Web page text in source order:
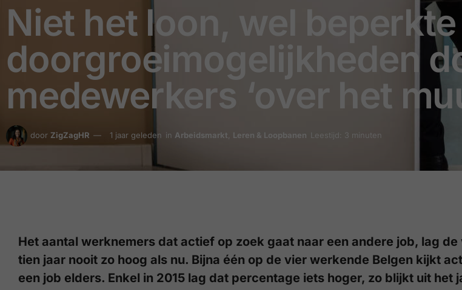
Niet het loon, wel beperkte
doorgroeimogelijkheden
medewerkers ‘over het
door ZigZagHR 1 jaar geleden in Arbeidsmarkt Leren & Loopbanen Leestijd: 3 minuten
Het aantal werknemers dat actief op zoek gaat naar een andere job, lag de
tien jaar nooit zo hoog als nu. Bijna één op de vier werkende Belgen kijkt
een job elders. Enkel in 2015 lag dat percentage iets hoger, zo blijkt uit het